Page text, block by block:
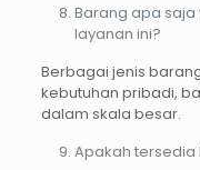
Barang apa
layanan ini?
Berbagai jenis
kebutuhan pribadi,
dalam skala besar.
Apakah tersedia